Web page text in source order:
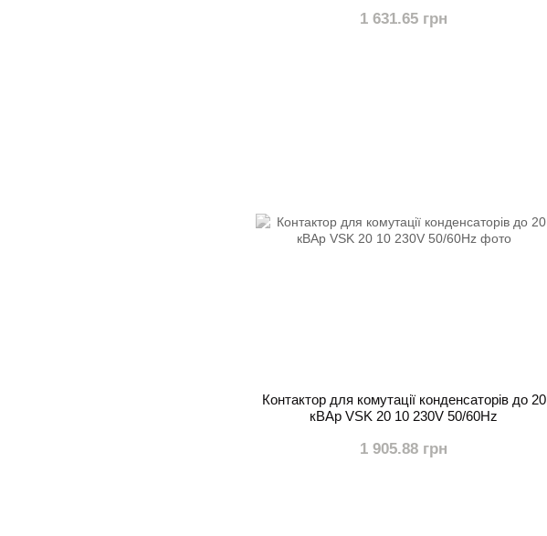
1 631.65 грн
Контактор для комутації конденсаторів до 20
кВАр VSK 20 10 230V 50/60Hz
1 905.88 грн